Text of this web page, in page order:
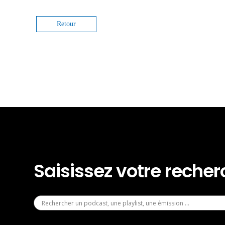
Retour
Saisissez votre